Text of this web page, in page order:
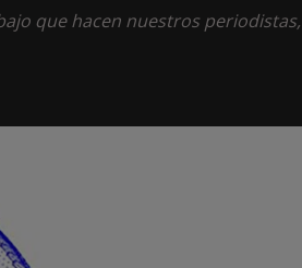
que hacen nuestros periodistas,